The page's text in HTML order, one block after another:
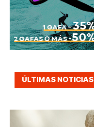
ÚLTIMAS NOTICIAS